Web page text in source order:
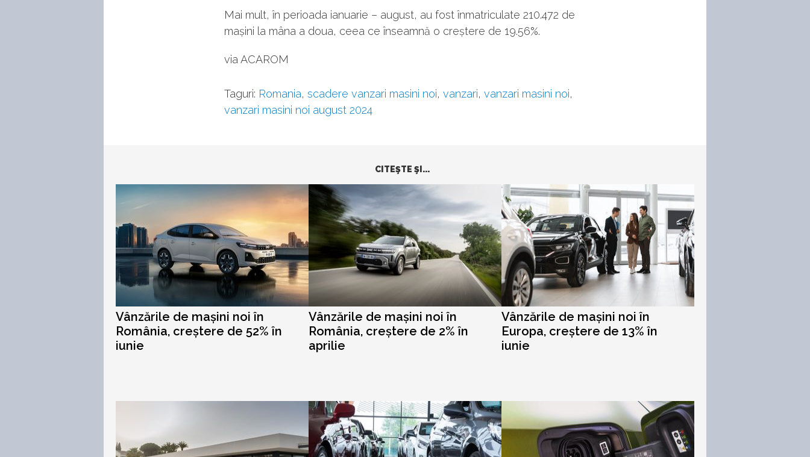
Mai mult, în perioada ianuarie – august, au fost înmatriculate 210.472 de
mașini la mâna a doua, ceea ce înseamnă o creștere de 19.56%.
via ACAROM
Taguri: Romania, scadere vanzari masini noi, vanzari, vanzari masini noi,
vanzari masini noi august 2024
CITEŞTE ŞI...
Vânzările de mașini noi în
România, creștere de 52% în
iunie
Vânzările de mașini noi în
România, creștere de 2% în
aprilie
Vânzările de mașini noi în
Europa, creștere de 13% în
iunie